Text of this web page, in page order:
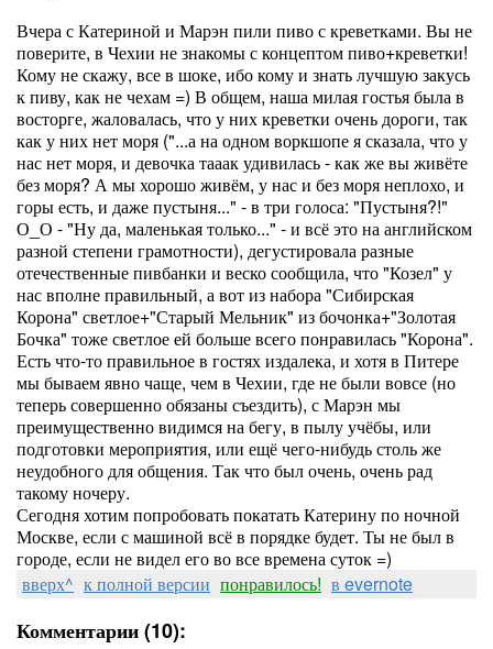
Вчера с Катериной и Марэн пили пиво с креветками. Вы не
поверите, в Чехии не знакомы с концептом пиво+креветки!
Кому не скажу, все в шоке, ибо кому и знать лучшую закусь
к пиву, как не чехам =) В общем, наша милая гостья была в
восторге, жаловалась, что у них креветки очень дороги, так
как у них нет моря ("...а на одном воркшопе я сказала, что у
нас нет моря, и девочка тааак удивилась - как же вы живёте
без моря? А мы хорошо живём, у нас и без моря неплохо, и
горы есть, и даже пустыня..." - в три голоса: "Пустыня?!"
О_О - "Ну да, маленькая только..." - и всё это на английском
разной степени грамотности), дегустировала разные
отечественные пивбанки и веско сообщила, что "Козел" у
нас вполне правильный, а вот из набора "Сибирская
Корона" светлое+"Старый Мельник" из бочонка+"Золотая
Бочка" тоже светлое ей больше всего понравилась "Корона".
Есть что-то правильное в гостях издалека, и хотя в Питере
мы бываем явно чаще, чем в Чехии, где не были вовсе (но
теперь совершенно обязаны съездить), с Марэн мы
преимущественно видимся на бегу, в пылу учёбы, или
подготовки мероприятия, или ещё чего-нибудь столь же
неудобного для общения. Так что был очень, очень рад
такому ночеру.
Сегодня хотим попробовать покатать Катерину по ночной
Москве, если с машиной всё в порядке будет. Ты не был в
городе, если не видел его во все времена суток =)
вверх^ к полной версии понравилось! в evernote
Комментарии (10):